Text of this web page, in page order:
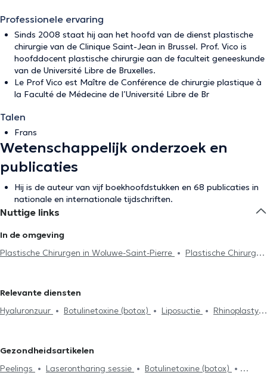
Professionele ervaring
Sinds 2008 staat hij aan het hoofd van de dienst plastische
chirurgie van de Clinique Saint-Jean in Brussel. Prof. Vico is
hoofddocent plastische chirurgie aan de faculteit geneeskunde
van de Université Libre de Bruxelles.
Le Prof Vico est Maître de Conférence de chirurgie plastique à
la Faculté de Médecine de l’Université Libre de Br
Talen
Frans
Wetenschappelijk onderzoek en
publicaties
Hij is de auteur van vijf boekhoofdstukken en 68 publicaties in
nationale en internationale tijdschriften.
Nuttige links
In de omgeving
Plastische Chirurgen in Woluwe-Saint-Pierre
Plastische Chirurgen
Plastische Chirurgen in Kraainem
Plastische Chirurgen in Zaventem
Plastische Chirurgen in Vorst
Relevante diensten
Hyaluronzuur
Botulinetoxine (botox) Liposuctie
Rhinoplasty
Mastopexie
Gezondheidsartikelen
Peelings
Laserontharing sessie
Botulinetoxine (botox)